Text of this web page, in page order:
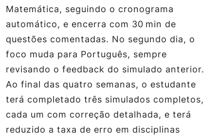
Matemática, seguindo o cronograma
automático, e encerra com 30 min de
questões comentadas. No segundo dia, o
foco muda para Português, sempre
revisando o feedback do simulado anterior.
Ao final das quatro semanas, o estudante
terá completado três simulados completos,
cada um com correção detalhada, e terá
reduzido a taxa de erro em disciplinas